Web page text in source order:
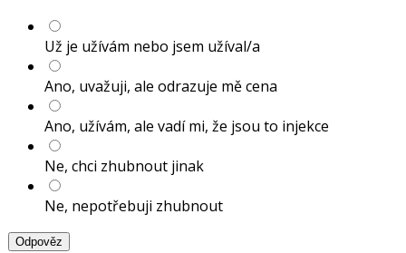
Už je užívám nebo jsem užíval/a
Ano, uvažuji, ale odrazuje mě cena
Ano, užívám, ale vadí mi, že jsou to injekce
Ne, chci zhubnout jinak
Ne, nepotřebuji zhubnout
Odpověz